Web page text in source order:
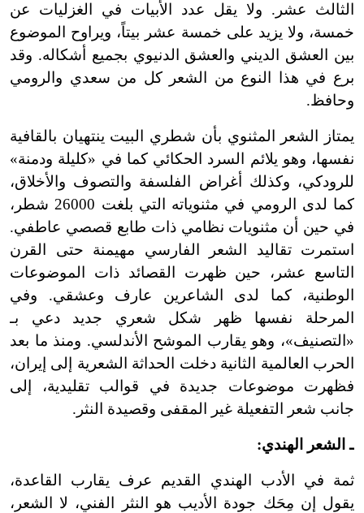
الثالث عشر. ولا يقل عدد الأبيات في الغزليات عن
خمسة، ولا يزيد على خمسة عشر بيتاً، ويراوح الموضوع
بين العشق الديني والعشق الدنيوي بجميع أشكاله. وقد
برع في هذا النوع من الشعر كل من سعدي والرومي
وحافظ.
يمتاز الشعر المثنوي بأن شطري البيت ينتهيان بالقافية
نفسها، وهو يلائم السرد الحكائي كما في «كليلة ودمنة»
للرودكي، وكذلك أغراض الفلسفة والتصوف والأخلاق،
كما لدى الرومي في مثنوياته التي بلغت 26000 شطر،
في حين أن مثنويات نظامي ذات طابع قصصي عاطفي.
استمرت تقاليد الشعر الفارسي مهيمنة حتى القرن
التاسع عشر، حين ظهرت القصائد ذات الموضوعات
الوطنية، كما لدى الشاعرين عارف وعشقي. وفي
المرحلة نفسها ظهر شكل شعري جديد دعي بـ
«التصنيف»، وهو يقارب الموشح الأندلسي. ومنذ ما بعد
الحرب العالمية الثانية دخلت الحداثة الشعرية إلى إيران،
فظهرت موضوعات جديدة في قوالب تقليدية، إلى
جانب شعر التفعيلة غير المقفى وقصيدة النثر.
ـ الشعر الهندي:
ثمة في الأدب الهندي القديم عرف يقارب القاعدة،
يقول إن مِحَك جودة الأديب هو النثر الفني، لا الشعر،